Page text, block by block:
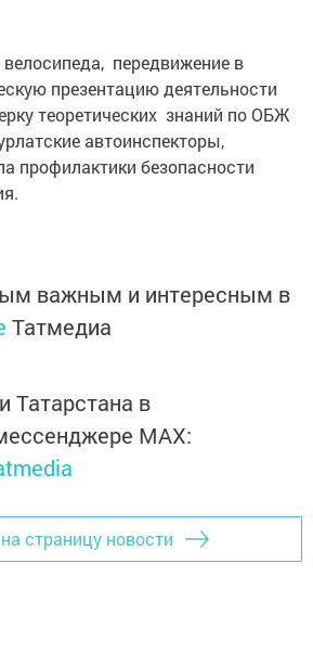
передвижение в
презентацию деятельности
теоретических знаний по ОБЖ
автоинспекторы,
профилактики безопасности
важным и интересным в
Татмедиа
Татарстана в
MАХ:
страницу новости